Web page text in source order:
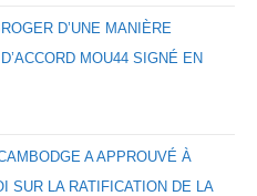
D’UNE MANIÈRE
MOU44 SIGNÉ EN
A APPROUVÉ À
SUR LA RATIFICATION DE LA